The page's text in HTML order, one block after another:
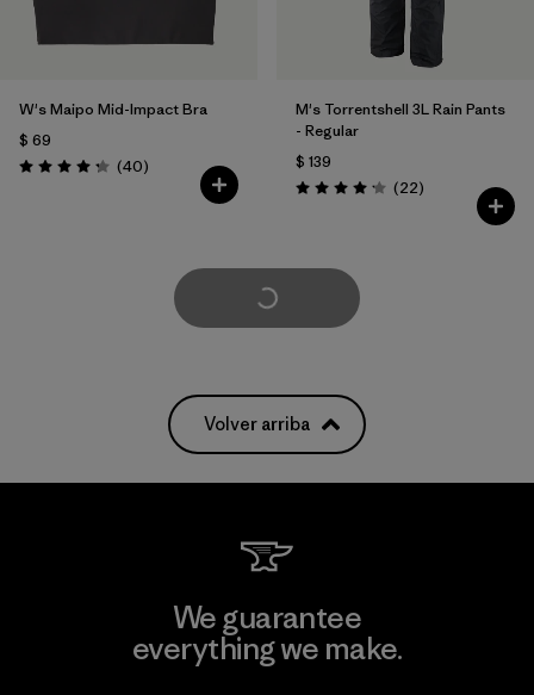
W's Maipo Mid-Impact Bra
$ 69
Valoración: 4.3 / 5
(40Comentarios
)
M's Torrentshell 3L Rain Pants
- Regular
$ 139
Valoración: 4.2 / 5
(22Comentarios
)
Cargar Más
Volver arriba
We guarantee
everything we make.